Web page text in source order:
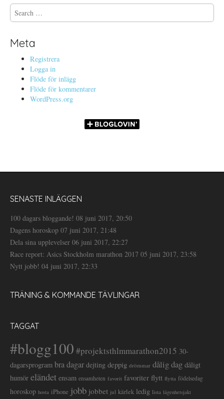
S
e
r
cMeta
Registrera
Logga in
Flöde för inlägg
Flöde för kommentarer
WordPress.org
SENASTE INLÄGGEN
100 dagars bloggande! 08 juni 2017, 20:50
Dagens horoskop 07 juni 2017, 21:48
Dela sina upplevelser 06 juni 2017, 22:27
Race report: Asics Stockholm marathon 2017 05 juni 2017, 23:58
Nytt jobb! 04 juni 2017, 22:33
TRÄNING & KOMMANDE TÄVLINGAR
TAGGAT
#blogg100 #projektsthlmmarathon2015 30-
dagarsprogram bra dagar dejting deppig drömmar dålig dag dåligt
humör eländet ensam ensamheten favorit favoriter flytt flytta födelsedag
horoskop hosta iPhone jobb jobbet jul kärlek ledig lista lägenhetsjakt